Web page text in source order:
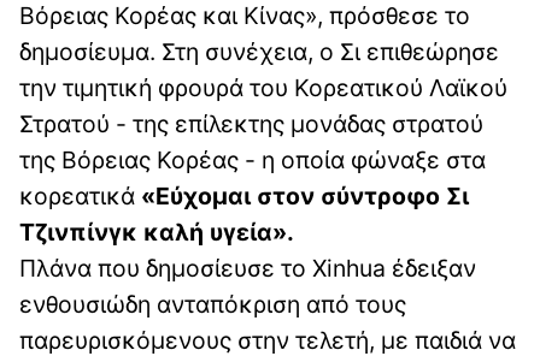
Βόρειας Κορέας και Κίνας», πρόσθεσε το
δημοσίευμα. Στη συνέχεια, ο Σι επιθεώρησε
την τιμητική φρουρά του Κορεατικού Λαϊκού
Στρατού - της επίλεκτης μονάδας στρατού
της Βόρειας Κορέας - η οποία φώναξε στα
κορεατικά «Εύχομαι στον σύντροφο Σι
Τζινπίνγκ καλή υγεία».
Πλάνα που δημοσίευσε το Xinhua έδειξαν
ενθουσιώδη ανταπόκριση από τους
παρευρισκόμενους στην τελετή, με παιδιά να